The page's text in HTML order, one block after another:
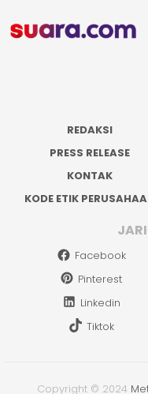
REDAKSI
PRESS RELEASE
KONTAK
KODE ETIK
Facebook
Pinterest
Linkedin
Tiktok
Copyright © 2024